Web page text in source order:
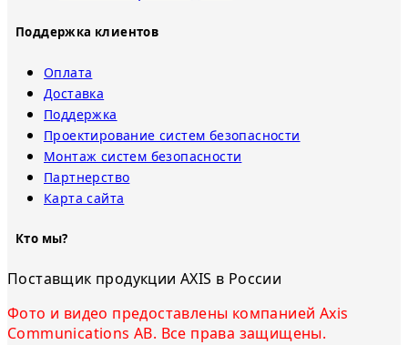
Поддержка клиентов
Оплата
Доставка
Поддержка
Проектирование систем безопасности
Монтаж систем безопасности
Партнерство
Карта сайта
Кто мы?
Поставщик продукции AXIS в России
Фото и видео предоставлены компанией Axis
Communications AB. Все права защищены.